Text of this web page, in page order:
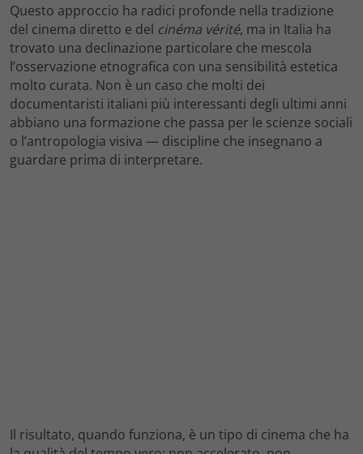
Questo approccio ha radici profonde nella tradizione
del cinema diretto e del cinéma vérité, ma in Italia ha
trovato una declinazione particolare che mescola
l’osservazione etnografica con una sensibilità estetica
molto curata. Non è un caso che molti dei
documentaristi italiani più interessanti degli ultimi anni
abbiano una formazione che passa per le scienze sociali
o l’antropologia visiva — discipline che insegnano a
guardare prima di interpretare.
Il risultato, quando funziona, è un tipo di cinema che ha